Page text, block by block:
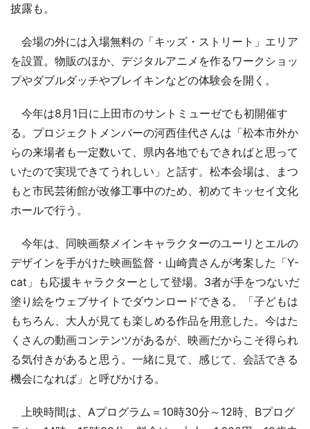
披露も。
会場の外には入場無料の「キッズ・ストリート」エリア
を設置。物販のほか、デジタルアニメを作るワークショッ
プやダブルダッチやブレイキンなどの体験会を開く。
今年は8月1日に上田市のサントミューゼでも初開催す
る。プロジェクトメンバーの河西佳代さんは「松本市外か
らの来場者も一定数いて、県内各地でもできればと思って
いたので実現できてうれしい」と話す。松本会場は、まつ
もと市民芸術館が改修工事中のため、初めてキッセイ文化
ホールで行う。
今年は、同映画祭メインキャラクターのユーリとエルの
デザインを手がけた映画監督・山崎貴さんが考案した「Y-
cat」も応援キャラクターとして登場。3者が手をつないだ
塗り絵をウェブサイトでダウンロードできる。「子どもは
もちろん、大人が見ても楽しめる作品を用意した。今はた
くさんの動画コンテンツがあるが、映画だからこそ得られ
る気付きがあると思う。一緒に見て、感じて、会話できる
機会になれば」と呼びかける。
上映時間は、Aプログラム＝10時30分～12時、Bプログ